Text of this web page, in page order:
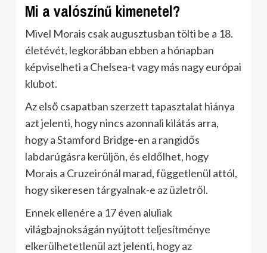
Mi a valószínű kimenetel?
Mivel Morais csak augusztusban tölti be a 18.
életévét, legkorábban ebben a hónapban
képviselheti a Chelsea-t vagy más nagy európai
klubot.
Az első csapatban szerzett tapasztalat hiánya
azt jelenti, hogy nincs azonnali kilátás arra,
hogy a Stamford Bridge-en a rangidős
labdarúgásra kerüljön, és eldőlhet, hogy
Morais a Cruzeirónál marad, függetlenül attól,
hogy sikeresen tárgyalnak-e az üzletről.
Ennek ellenére a 17 éven aluliak
világbajnokságán nyújtott teljesítménye
elkerülhetetlenül azt jelenti, hogy az